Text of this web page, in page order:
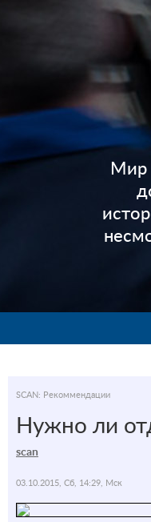
Мир
SCAN: Рекоммендации
Нужно ли
scan
03.10.2015, Сб, 14:29, Мск